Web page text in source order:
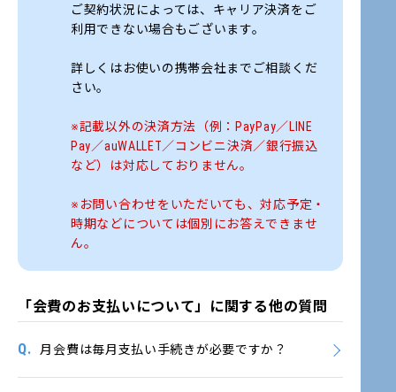
ご契約状況によっては、キャリア決済をご
利用できない場合もございます。
詳しくはお使いの携帯会社までご相談くだ
さい。
※記載以外の決済方法（例：PayPay／LINE
Pay／auWALLET／コンビニ決済／銀行振込
など）は対応しておりません。
※お問い合わせをいただいても、対応予定・
時期などについては個別にお答えできませ
ん。
「会費のお支払いについて」に関する他の質問
Q. 月会費は毎月支払い手続きが必要ですか？